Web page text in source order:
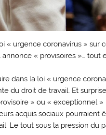
« urgence coronavirus » sur
« provisoires »… tout
dans la loi « urgence
du droit de travail. Et
» ou « exceptionnel »
acquis sociaux pourraient
Le tout sous la pression du